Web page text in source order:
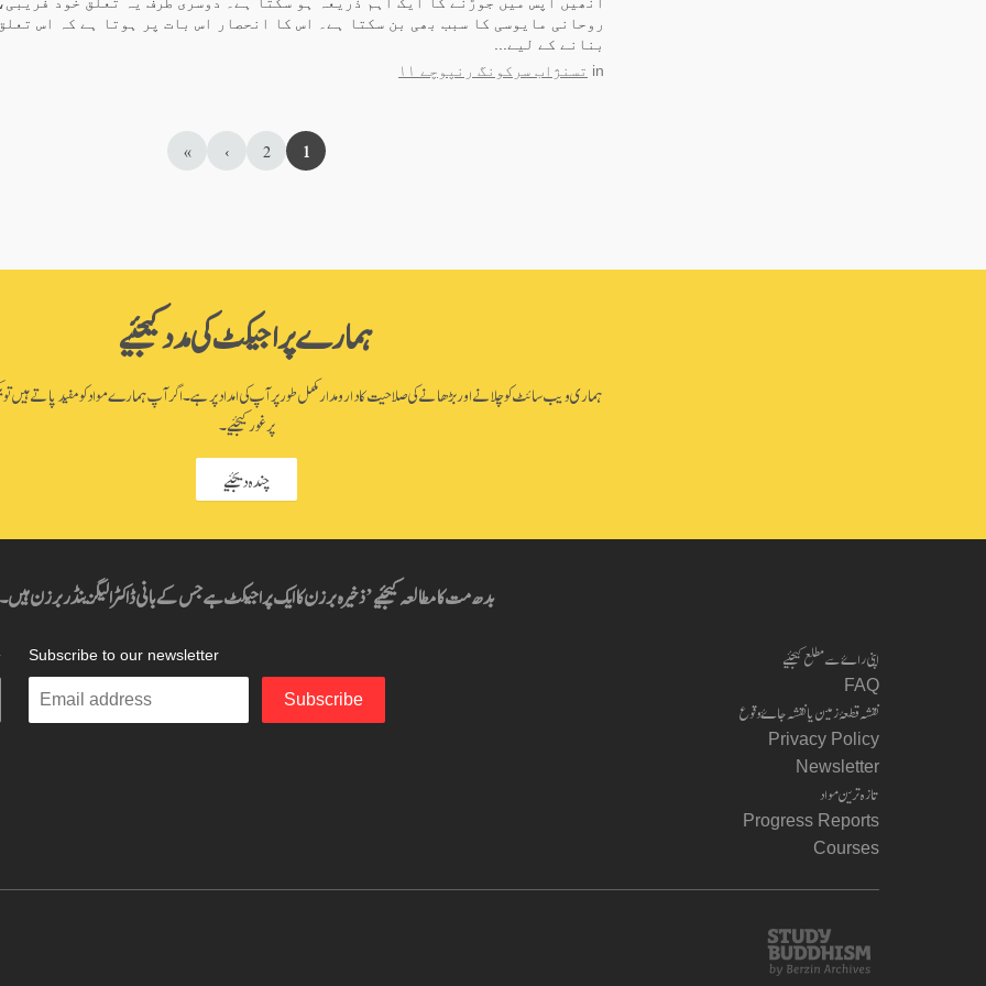
روحانی مایوسی کا سبب بھی بن سکتا ہے۔ اس کا انحصار اس بات پر ہوتا ہے کہ اس
بنانے کے لیے...
in تسنژاب سرکونگ رنپوچے ۱۱
1
2
›
»
ہمارے پراجیکٹ کی مدد کیجئیے
ہماری ویب سائٹ کو چلانے اور بڑھانے کی صلاحیت کا دارومدار مکمل طور پر آپ کی امداد پر ہے۔ اگر آپ ہمارے مواد کو مفید پاتے ہیں تو
پر غور کیجئیے۔
چندہ دیجئیے
بدھ مت کا مطالعہ کیجئیے’ ذخیرہ برزن کا ایک پراجیکٹ ہے جس کے بانی ڈاکٹر الیگزینڈر برزن ہیں۔
اپنی راۓ سے مطلع کیجئیے
FAQ
نقشہ قطعۂ زمین یا نقشہ جاۓ وقوع
Privacy Policy
Newsletter
تازہ ترین مواد
Progress Reports
Courses
Subscribe to our newsletter
Enter
Subscribe
Study
Buddhism